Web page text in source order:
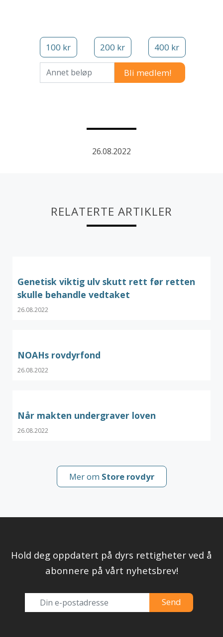
100 kr 200 kr 400 kr
Annet beløp
26.08.2022
RELATERTE ARTIKLER
Genetisk viktig ulv skutt rett før retten
skulle behandle vedtaket
26.08.2022
NOAHs rovdyrfond
26.08.2022
Når makten undergraver loven
26.08.2022
Mer om Store rovdyr
Hold deg oppdatert på dyrs rettigheter ved å
abonnere på vårt nyhetsbrev!